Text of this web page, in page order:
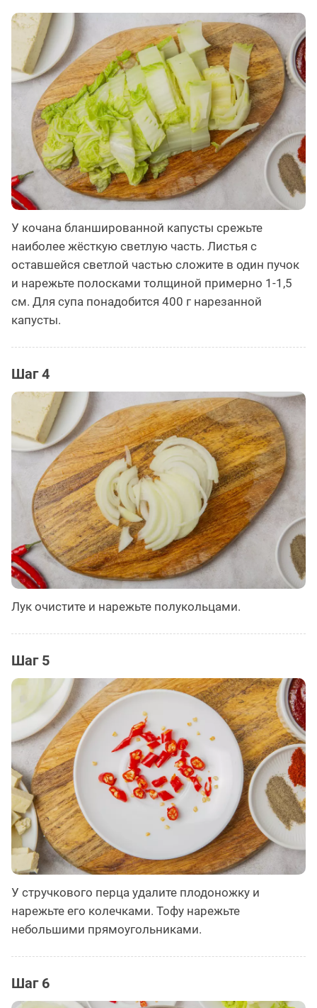
У кочана бланшированной капусты срежьте
наиболее жёсткую светлую часть. Листья с
оставшейся светлой частью сложите в один пучок
и нарежьте полосками толщиной примерно 1-1,5
см. Для супа понадобится 400 г нарезанной
капусты.
Шаг 4
Лук очистите и нарежьте полукольцами.
Шаг 5
У стручкового перца удалите плодоножку и
нарежьте его колечками. Тофу нарежьте
небольшими прямоугольниками.
Шаг 6